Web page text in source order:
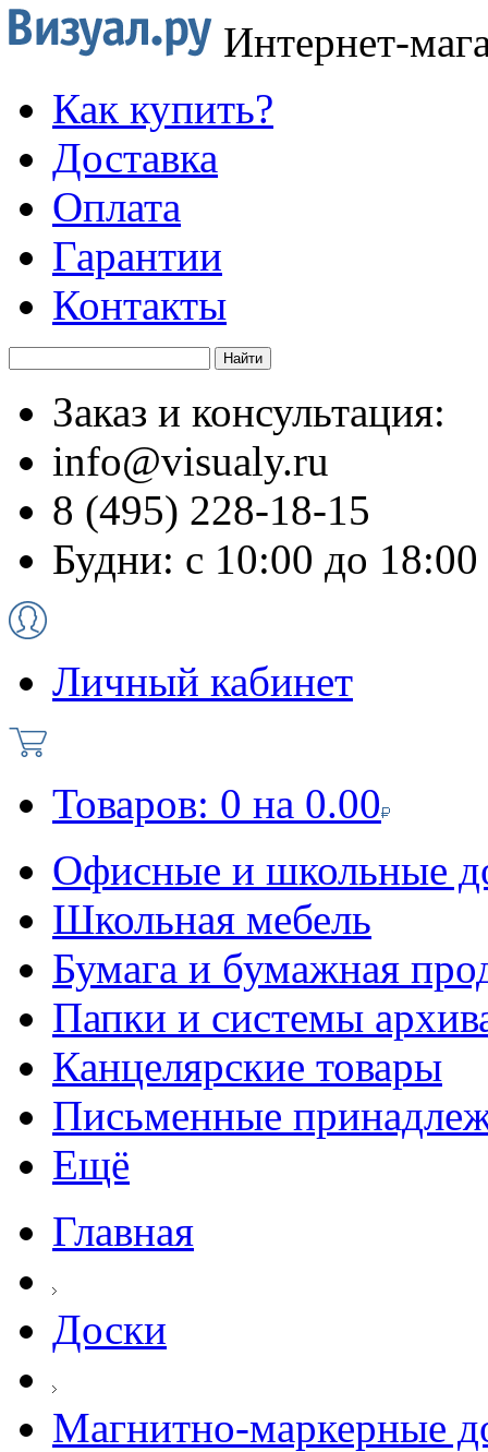
Интернет-
Как купить?
Доставка
Оплата
Гарантии
Контакты
Заказ и консультация:
info@visualy.ru
8 (495) 228-18-15
Будни: с 10:00 до 18:00
Личный кабинет
Товаров: 0 на 0.00
Офисные и школьные
Школьная мебель
Бумага и бумажная
Папки и системы
Канцелярские товары
Письменные
Ещё
Главная
Доски
Магнитно-маркерные